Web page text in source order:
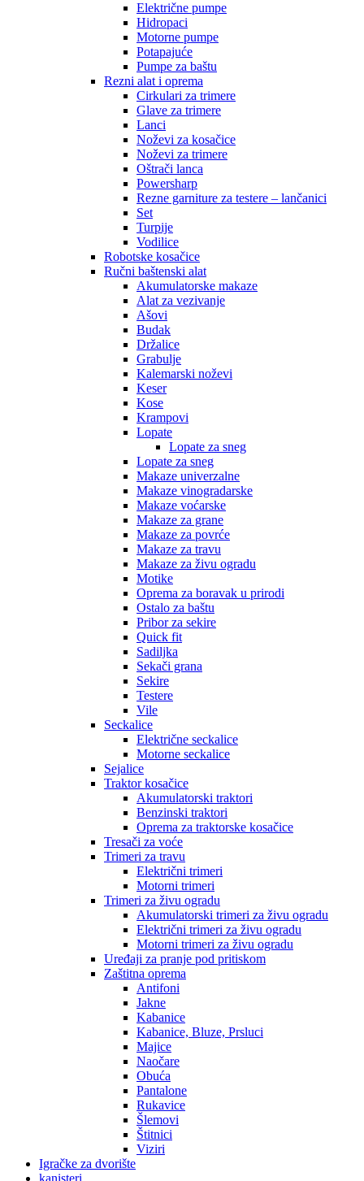
Električne pumpe
Hidropaci
Motorne pumpe
Potapajuće
Pumpe za baštu
Rezni alat i oprema
Cirkulari za trimere
Glave za trimere
Lanci
Noževi za kosačice
Noževi za trimere
Oštrači lanca
Powersharp
Rezne garniture za testere – lančanici
Set
Turpije
Vodilice
Robotske kosačice
Ručni baštenski alat
Akumulatorske makaze
Alat za vezivanje
Ašovi
Budak
Držalice
Grabulje
Kalemarski noževi
Keser
Kose
Krampovi
Lopate
Lopate za sneg
Lopate za sneg
Makaze univerzalne
Makaze vinogradarske
Makaze voćarske
Makaze za grane
Makaze za povrće
Makaze za travu
Makaze za živu ogradu
Motike
Oprema za boravak u prirodi
Ostalo za baštu
Pribor za sekire
Quick fit
Sadiljka
Sekači grana
Sekire
Testere
Vile
Seckalice
Električne seckalice
Motorne seckalice
Sejalice
Traktor kosačice
Akumulatorski traktori
Benzinski traktori
Oprema za traktorske kosačice
Tresači za voće
Trimeri za travu
Električni trimeri
Motorni trimeri
Trimeri za živu ogradu
Akumulatorski trimeri za živu ogradu
Električni trimeri za živu ogradu
Motorni trimeri za živu ogradu
Uređaji za pranje pod pritiskom
Zaštitna oprema
Antifoni
Jakne
Kabanice
Kabanice, Bluze, Prsluci
Majice
Naočare
Obuća
Pantalone
Rukavice
Šlemovi
Štitnici
Viziri
Igračke za dvorište
kanisteri